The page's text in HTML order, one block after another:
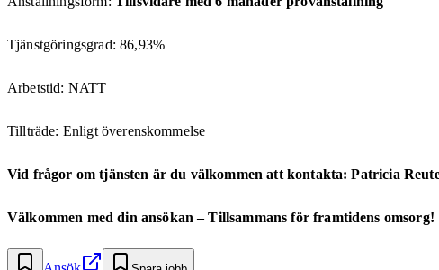
Tjänstgöringsgrad: 86,93%
Arbetstid: NATT
Tillträde: Enligt överenskommelse
Vid frågor om tjänsten är du välkommen att kontakta:Patricia
Välkommen med din ansökan – Tillsammans för framtidens omsorg!